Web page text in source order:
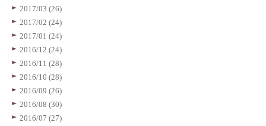
2017/03 (26)
2017/02 (24)
2017/01 (24)
2016/12 (24)
2016/11 (28)
2016/10 (28)
2016/09 (26)
2016/08 (30)
2016/07 (27)